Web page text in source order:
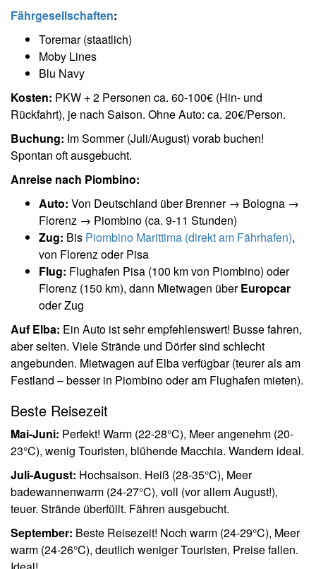
Fährgesellschaften:
Toremar (staatlich)
Moby Lines
Blu Navy
Kosten: PKW + 2 Personen ca. 60-100€ (Hin- und
Rückfahrt), je nach Saison. Ohne Auto: ca. 20€/Person.
Buchung: Im Sommer (Juli/August) vorab buchen!
Spontan oft ausgebucht.
Anreise nach Piombino:
Auto: Von Deutschland über Brenner → Bologna →
Florenz → Piombino (ca. 9-11 Stunden)
Zug: Bis Piombino Marittima (direkt am Fährhafen),
von Florenz oder Pisa
Flug: Flughafen Pisa (100 km von Piombino) oder
Florenz (150 km), dann Mietwagen überEuropcar
oder Zug
Auf Elba: Ein Auto ist sehr empfehlenswert! Busse fahren,
aber selten. Viele Strände und Dörfer sind schlecht
angebunden. Mietwagen auf Elba verfügbar (teurer als am
Festland – besser in Piombino oder am Flughafen mieten).
Beste Reisezeit
Mai-Juni: Perfekt! Warm (22-28°C), Meer angenehm (20-
23°C), wenig Touristen, blühende Macchia. Wandern ideal.
Juli-August: Hochsaison. Heiß (28-35°C), Meer
badewannenwarm (24-27°C), voll (vor allem August!),
teuer. Strände überfüllt. Fähren ausgebucht.
September: Beste Reisezeit! Noch warm (24-29°C), Meer
warm (24-26°C), deutlich weniger Touristen, Preise fallen.